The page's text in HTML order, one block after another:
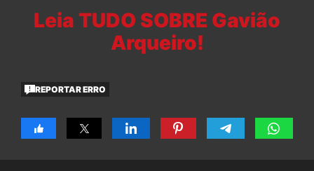
Leia TUDO SOBRE Gavião
Arqueiro!
REPORTAR ERRO